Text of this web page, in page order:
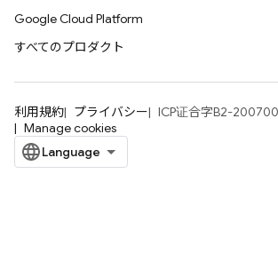
Google Cloud Platform
すべてのプロダクト
利用規約 プライバシー
ICP证合字B2-
Manage cookies